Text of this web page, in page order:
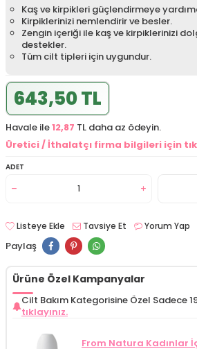
Kaş ve kirpikleri güçlendirmeye
Kirpiklerinizi nemlendirir ve besler.
Zengin içeriği ile kaş ve kirpiklerinizi
destekler.
Tüm cilt tipleri için uygundur.
643,50 TL
Havale ile12,87 TL daha az ödeyin.
Üretici / İthalatçı firma bilgileri için
ADET
Listeye Ekle Tavsiye Et Yorum Yap
Paylaş
Ürüne Özel Kampanyalar
Cilt Bakım Kategorisine Özel Sadece
tıklayınız.
From Natura Kadınlar